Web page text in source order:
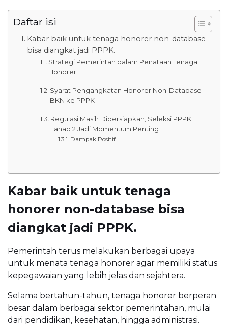
Daftar isi
Kabar baik untuk tenaga honorer non-database
bisa diangkat jadi PPPK.
Strategi Pemerintah dalam Penataan Tenaga
Honorer
Syarat Pengangkatan Honorer Non-Database
BKN ke PPPK
Regulasi Masih Dipersiapkan, Seleksi PPPK
Tahap 2 Jadi Momentum Penting
Dampak Positif
Kabar baik untuk tenaga
honorer non-database bisa
diangkat jadi PPPK.
Pemerintah terus melakukan berbagai upaya
untuk menata tenaga honorer agar memiliki status
kepegawaian yang lebih jelas dan sejahtera.
Selama bertahun-tahun, tenaga honorer berperan
besar dalam berbagai sektor pemerintahan, mulai
dari pendidikan, kesehatan, hingga administrasi.